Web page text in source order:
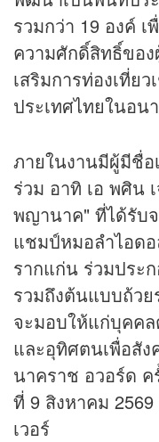
รวมกว่า 19 องค์
ความศักดิ์สิทธิ์ขอ
เสริมการท่องเที่ยว
ประเทศไทยในอน
ภายในงานมีผู้มีชื่อ
ร่วม อาทิ เอ พศิน
พญานาค" ที่ได้รับ
แชมป์หมอลำไอด
รากแก่น ร่วมประ
รวมถึงต้นแบบถ้ว
จะมอบให้แก่บุคค
และอุทิศตนเพื่อสัง
นาคราช อวอร์ด
ที่ 9 สิงหาคม
เวอร์